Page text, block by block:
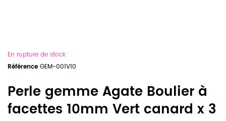
En rupture de stock
Référence GEM-001V10
Perle gemme Agate Boulier à
facettes 10mm Vert canard x 3